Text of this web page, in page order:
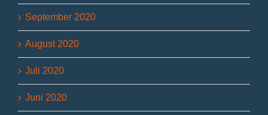
September 2020
August 2020
Juli 2020
Juni 2020